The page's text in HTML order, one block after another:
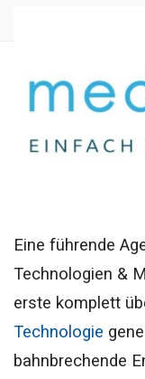
Eine führende
Technologien &
erste komplett
Technologie
bahnbrechende